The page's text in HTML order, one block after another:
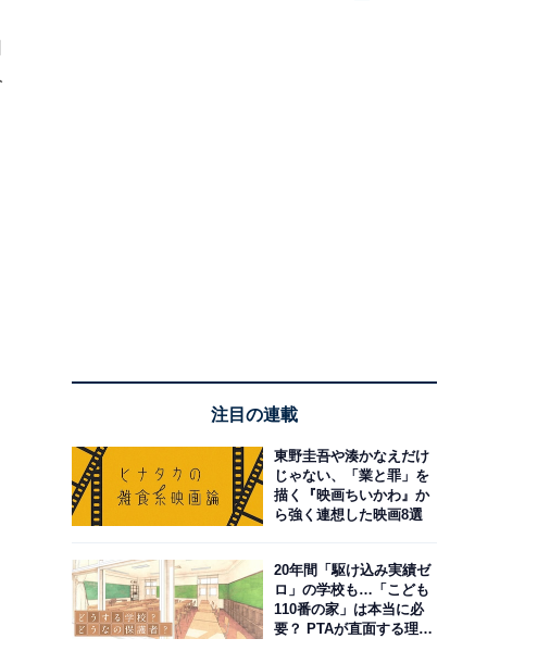
注目の連載
東野圭吾や湊かなえだけ
じゃない、「業と罪」を
描く『映画ちいかわ』か
ら強く連想した映画8選
20年間「駆け込み実績ゼ
ロ」の学校も…「こども
110番の家」は本当に必
要？ PTAが直面する理想